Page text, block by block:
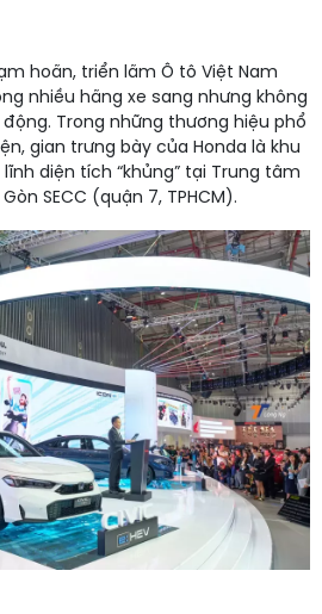
hoãn, triển lãm Ô tô Việt Nam
nhiều hãng xe sang nhưng không
Trong những thương hiệu phổ
gian trưng bày của Honda là khu
diện tích “khủng” tại Trung tâm
SECC (quận 7, TPHCM).